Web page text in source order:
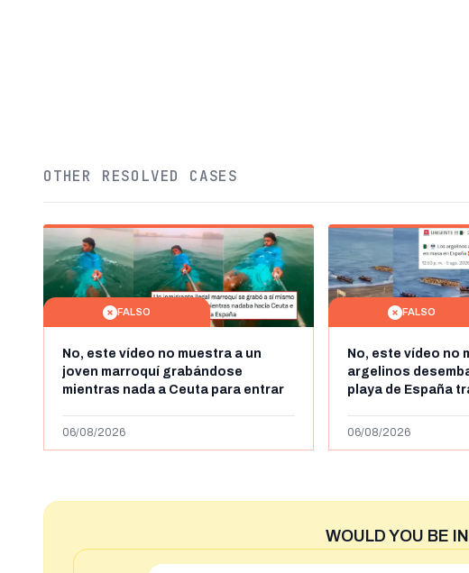
OTHER RESOLVED CASES
FALSO
No, este vídeo no muestra a un
joven marroquí grabándose
mientras nada a Ceuta para entrar
más de 450km de Ceuta y el autor lo
06/08/2026
FALSO
No, este vídeo no
argelinos
playa de España
de julio de 2026:
06/08/2026
WOULD YOU BE